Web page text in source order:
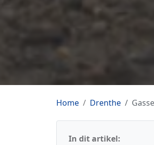
Home Drenthe
In dit artikel: